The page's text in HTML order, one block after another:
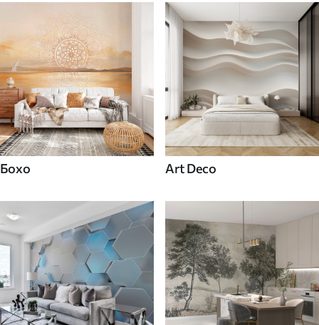
Бохо Art Deco